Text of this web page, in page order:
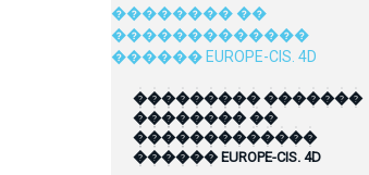
��������� �������
�������� ��
�������������
������ EUROPE-CIS. 4D